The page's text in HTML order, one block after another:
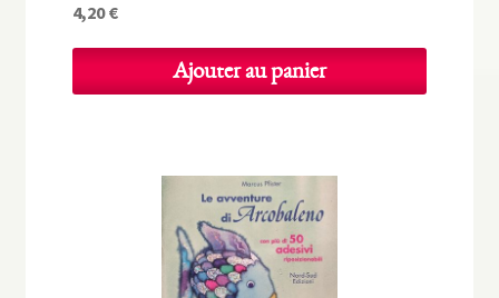
4,20€
Ajouter au panier